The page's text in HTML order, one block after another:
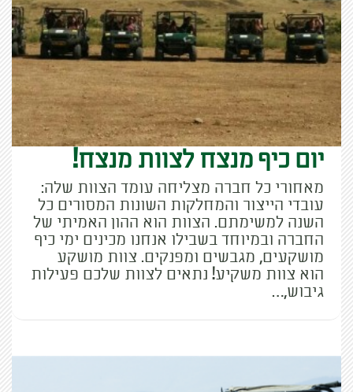
יום כיף מנצח לצוות מנצח!
מאחורי כל חברה מצליחה עומד הצוות שלה:
עובדי הייצור והמחלקות השונות המסורים כל
השנה למשימתם. הצוות הוא ההון האמיתי של
החברה ובמיוחד בשבילו אנחנו מכינים ימי כיף
מושקעים, מגבשים ומפנקים. צוות מושקע
הוא צוות משקיע! נתאים לצוות שלכם פעילות
גיבוש,…